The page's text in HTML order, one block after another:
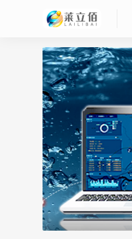
LLBee RDS800L